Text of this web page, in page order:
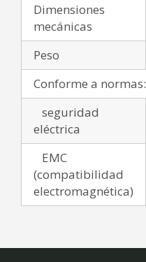
Dimensiones
mecánicas
Peso
Conforme a normas:
seguridad
eléctrica
EMC
(compatibilidad
electromagnética)